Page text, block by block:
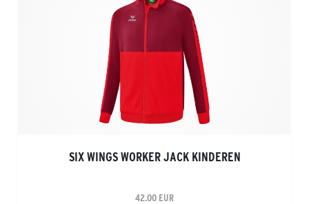
SIX WINGS WORKER JACK KINDEREN
42.00 EUR